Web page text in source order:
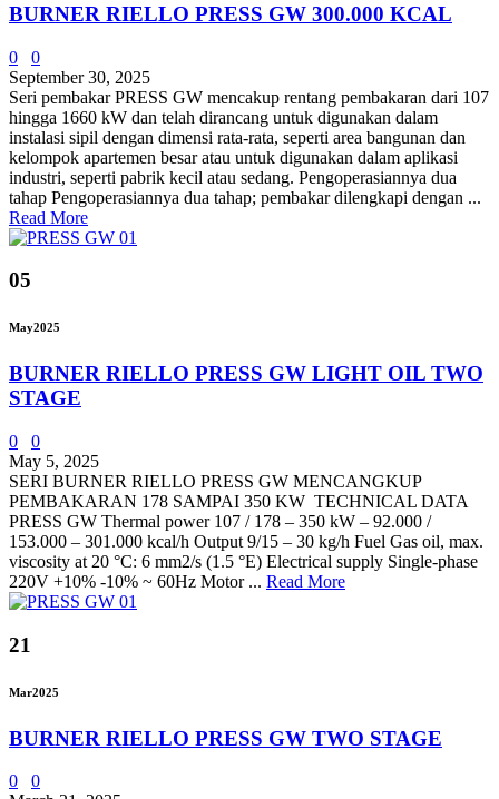
BURNER RIELLO PRESS GW 300.000 KCAL
0
0
September 30, 2025
Seri pembakar PRESS GW mencakup rentang pembakaran dari 107
hingga 1660 kW dan telah dirancang untuk digunakan dalam
instalasi sipil dengan dimensi rata-rata, seperti area bangunan dan
kelompok apartemen besar atau untuk digunakan dalam aplikasi
industri, seperti pabrik kecil atau sedang. Pengoperasiannya dua
tahap Pengoperasiannya dua tahap; pembakar dilengkapi dengan ...
Read More
05
May2025
BURNER RIELLO PRESS GW LIGHT OIL TWO
STAGE
0
0
May 5, 2025
SERI BURNER RIELLO PRESS GW MENCANGKUP
PEMBAKARAN 178 SAMPAI 350 KW TECHNICAL DATA
PRESS GW Thermal power 107 / 178 – 350 kW – 92.000 /
153.000 – 301.000 kcal/h Output 9/15 – 30 kg/h Fuel Gas oil, max.
viscosity at 20 °C: 6 mm2/s (1.5 °E) Electrical supply Single-phase
220V +10% -10% ~ 60Hz Motor ... Read More
21
Mar2025
BURNER RIELLO PRESS GW TWO STAGE
0
0